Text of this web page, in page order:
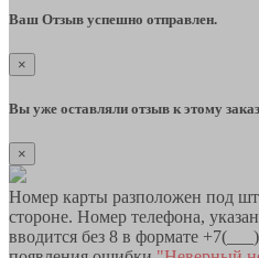
Ваш Отзыв успешно отправлен.
×
Вы уже оставляли отзыв к этому
×
Номер карты разположен под
стороне. Номер телефона,
вводится без 8 в формате